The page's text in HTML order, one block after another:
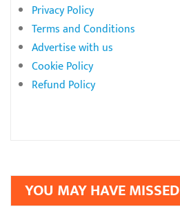
Privacy Policy
Terms and Conditions
Advertise with us
Cookie Policy
Refund Policy
YOU MAY HAVE MISSED